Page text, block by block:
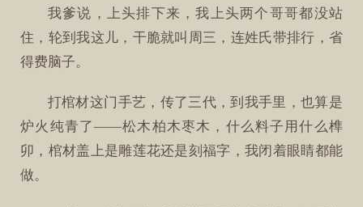
我爹说，上头排下来，我上头两个哥哥都没站
住，轮到我这儿，干脆就叫周三，连姓氏带排行，省
得费脑子。
打棺材这门手艺，传了三代，到我手里，也算是
炉火纯青了——松木柏木枣木，什么料子用什么榫
卯，棺材盖上是雕莲花还是刻福字，我闭着眼睛都能
做。